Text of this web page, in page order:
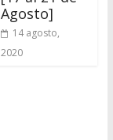
Agosto]
14 agosto,
2020